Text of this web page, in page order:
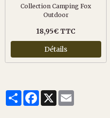
Collection Camping Fox
Outdoor
18,95€ TTC
Détails
PartagerFacebook
X